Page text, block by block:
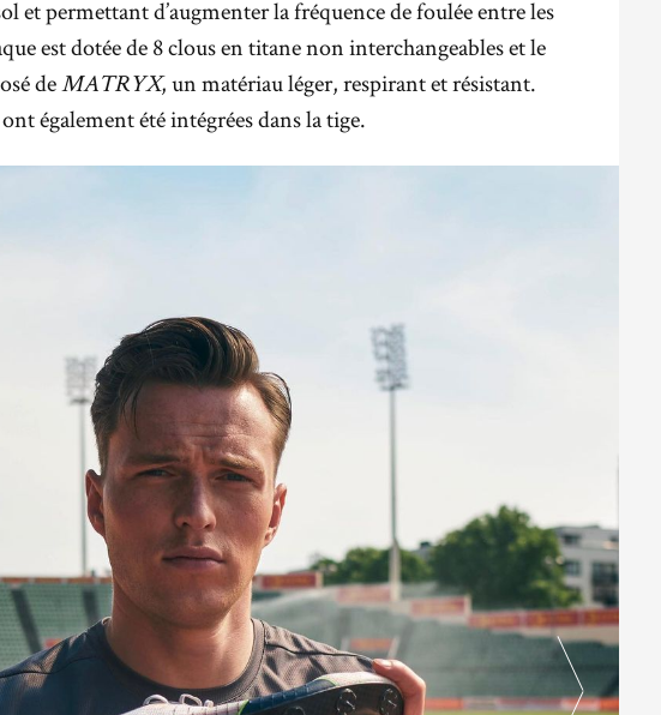
et permettant d’augmenter la fréquence de foulée entre les
est dotée de 8 clous en titane non interchangeables et le
deMATRYX, un matériau léger, respirant et résistant.
également été intégrées dans la tige.